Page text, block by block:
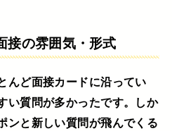
接の雰囲気・形式
んど面接カードに沿ってい
い質問が多かったです。しか
ンと新しい質問が飛んでくる